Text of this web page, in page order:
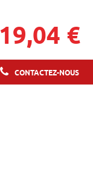
19,04 €
CONTACTEZ-NOUS